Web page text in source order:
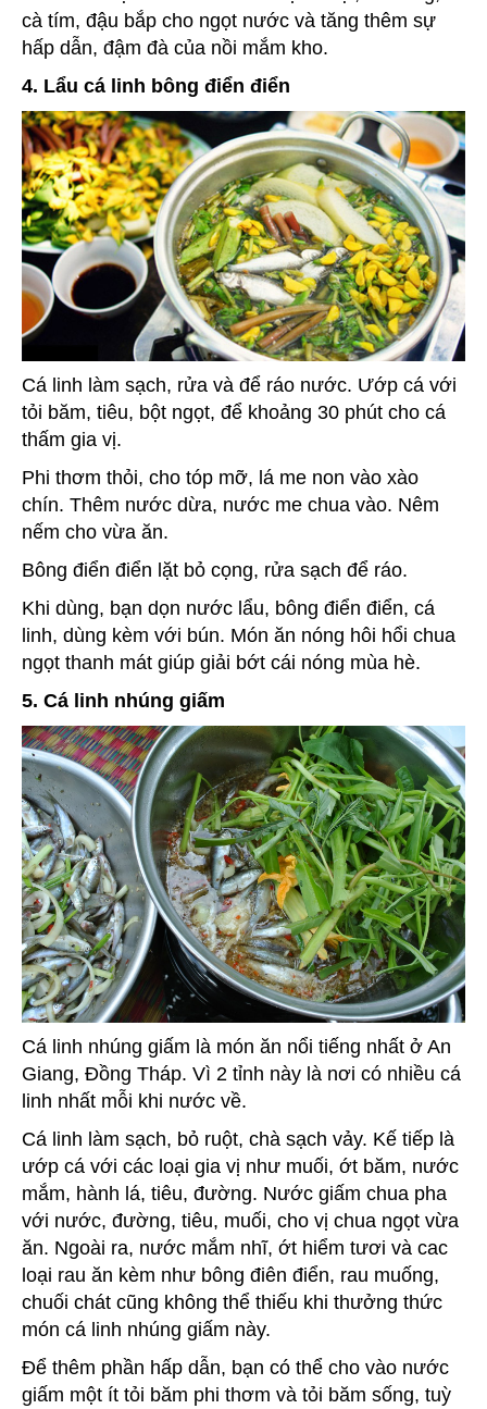
cà tím, đậu bắp cho ngọt nước và tăng thêm sự
hấp dẫn, đậm đà của nồi mắm kho.
4. Lẩu cá linh bông điển điển
Cá linh làm sạch, rửa và để ráo nước. Ướp cá với
tỏi băm, tiêu, bột ngọt, để khoảng 30 phút cho cá
thấm gia vị.
Phi thơm thỏi, cho tóp mỡ, lá me non vào xào
chín. Thêm nước dừa, nước me chua vào. Nêm
nếm cho vừa ăn.
Bông điển điển lặt bỏ cọng, rửa sạch để ráo.
Khi dùng, bạn dọn nước lẩu, bông điển điển, cá
linh, dùng kèm với bún. Món ăn nóng hôi hổi chua
ngọt thanh mát giúp giải bớt cái nóng mùa hè.
5. Cá linh nhúng giấm
Cá linh nhúng giấm là món ăn nổi tiếng nhất ở An
Giang, Đồng Tháp. Vì 2 tỉnh này là nơi có nhiều cá
linh nhất mỗi khi nước về.
Cá linh làm sạch, bỏ ruột, chà sạch vảy. Kế tiếp là
ướp cá với các loại gia vị như muối, ớt băm, nước
mắm, hành lá, tiêu, đường. Nước giấm chua pha
với nước, đường, tiêu, muối, cho vị chua ngọt vừa
ăn. Ngoài ra, nước mắm nhĩ, ớt hiểm tươi và cac
loại rau ăn kèm như bông điên điển, rau muống,
chuối chát cũng không thể thiếu khi thưởng thức
món cá linh nhúng giấm này.
Để thêm phần hấp dẫn, bạn có thể cho vào nước
giấm một ít tỏi băm phi thơm và tỏi băm sống, tuỳ